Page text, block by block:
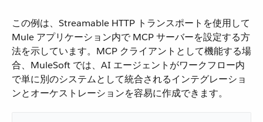
この例は、Streamable HTTP トランスポートを使用して
Mule アプリケーション内で MCP サーバーを設定する方
法を示しています。MCP クライアントとして機能する場
合、MuleSoft では、AI エージェントがワークフロー内
で単に別のシステムとして統合されるインテグレーショ
ンとオーケストレーションを容易に作成できます。